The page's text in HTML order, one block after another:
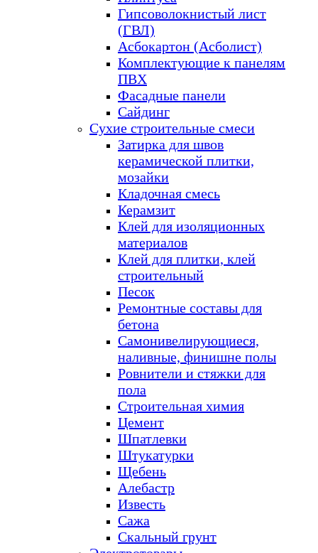
Гипсоволокнистый лист
(ГВЛ)
Асбокартон (Асболист)
Комплектующие к панелям
ПВХ
Фасадные панели
Сайдинг
Сухие строительные смеси
Затирка для швов
керамической плитки,
мозайки
Кладочная смесь
Керамзит
Клей для изоляционных
материалов
Клей для плитки, клей
строительный
Песок
Ремонтные составы для
бетона
Самонивелирующиеся,
наливные, финишне полы
Ровнители и стяжки для
пола
Строительная химия
Цемент
Шпатлевки
Штукатурки
Щебень
Алебастр
Известь
Сажа
Скальный грунт